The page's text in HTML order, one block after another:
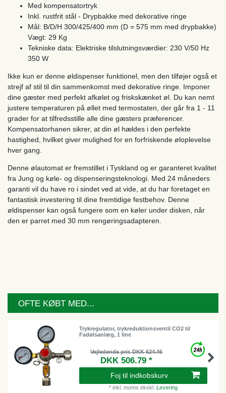
Med kompensatortryk
Inkl. rustfrit stål - Drypbakke med dekorative ringe
Mål: B/D/H 300/425/400 mm (D = 575 mm med drypbakke)
Vægt: 29 Kg
Tekniske data: Elektriske tilslutningsværdier: 230 V/50 Hz
350 W
Ikke kun er denne øldispenser funktionel, men den tilføjer også et
strejf af stil til din sammenkomst med dekorative ringe. Imponer
dine gæster med perfekt afkølet og friskskænket øl. Du kan nemt
justere temperaturen på øllet med termostaten, der går fra 1 - 11
grader for at tilfredsstille alle dine gæsters præferencer.
Kompensatorhanen sikrer, at din øl hældes i den perfekte
hastighed, hvilket giver mulighed for en forfriskende øloplevelse
hver gang.
Denne ølautomat er fremstillet i Tyskland og er garanteret kvalitet
fra Jung og køle- og dispenseringsteknologi. Med 24 måneders
garanti vil du have ro i sindet ved at vide, at du har foretaget en
fantastisk investering til dine fremtidige festbehov. Denne
øldispenser kan også fungere som en køler under disken, når
den er parret med 30 mm rengøringsadapteren.
OFTE KØBT MED...
Trykregulator, trykreduktionsventil CO2 til
Fadølsanlæg, 1 line
Vejledende pris DKK 624.46
DKK 506.79 *
Foj til indkobskurv
* inkl. moms ekskl. Levering